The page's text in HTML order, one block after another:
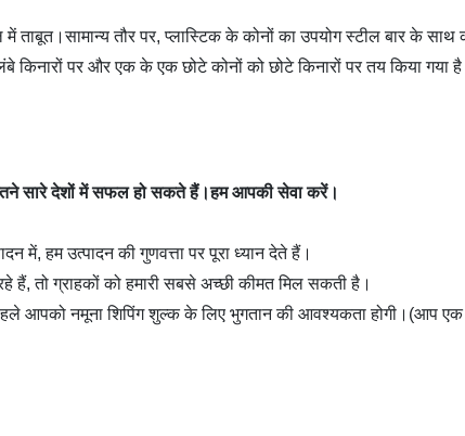
ताबूत।सामान्य तौर पर, प्लास्टिक के कोनों का उपयोग स्टील बार के
किनारों पर और एक के एक छोटे कोनों को छोटे किनारों पर तय किया गया
सारे देशों में सफल हो सकते हैं।हम आपकी सेवा करें।
में, हम उत्पादन की गुणवत्ता पर पूरा ध्यान देते हैं।
रहे हैं, तो ग्राहकों को हमारी सबसे अच्छी कीमत मिल सकती है।
आपको नमूना शिपिंग शुल्क के लिए भुगतान की आवश्यकता होगी।(आप